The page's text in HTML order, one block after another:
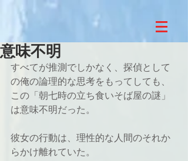
意味不明
すべてが推測でしかなく、探偵として
の俺の論理的な思考をもってしても、
この「朝七時の立ち食いそば屋の謎」
は意味不明だった。
彼女の行動は、理性的な人間のそれか
らかけ離れていた。